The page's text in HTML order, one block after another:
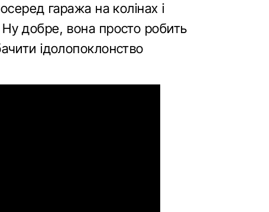
гаража на колінах і
добре, вона просто робить
ідолопоклонство